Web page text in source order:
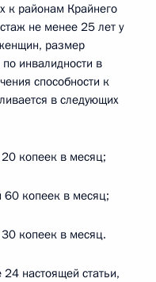
к районам Крайнего
не менее 25 лет у
размер
инвалидности в
способности к
в следующих
копеек в месяц;
60 копеек в месяц;
копеек в месяц.
настоящей статьи,